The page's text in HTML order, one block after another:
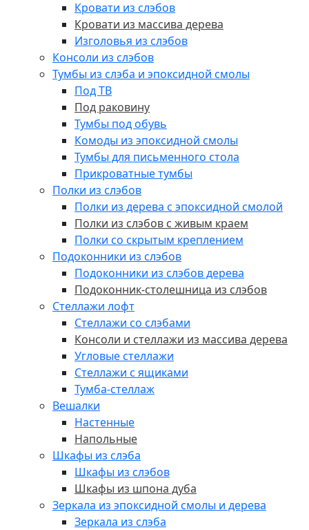
Кровати из слэбов
Кровати из массива дерева
Изголовья из слэбов
Консоли из слэбов
Тумбы из слэба и эпоксидной смолы
Под ТВ
Под раковину
Тумбы под обувь
Комоды из эпоксидной смолы
Тумбы для письменного стола
Прикроватные тумбы
Полки из слэбов
Полки из дерева с эпоксидной смолой
Полки из слэбов с живым краем
Полки со скрытым креплением
Подоконники из слэбов
Подоконники из слэбов дерева
Подоконник-столешница из слэбов
Стеллажи лофт
Стеллажи со слэбами
Консоли и стеллажи из массива дерева
Угловые стеллажи
Стеллажи с ящиками
Тумба-стеллаж
Вешалки
Настенные
Напольные
Шкафы из слэба
Шкафы из слэбов
Шкафы из шпона дуба
Зеркала из эпоксидной смолы и дерева
Зеркала из слэба